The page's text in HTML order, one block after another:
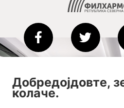
2020-09-
Добредојдовте,
колаче.